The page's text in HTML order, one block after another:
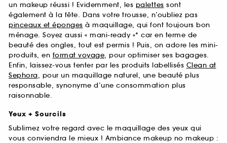
un makeup réussi ! Evidemment, les palettes sont
également à la fête. Dans votre trousse, n’oubliez pas
pinceaux et éponges à maquillage, qui font toujours bon
ménage. Soyez aussi « mani-ready »* car en terme de
beauté des ongles, tout est permis ! Puis, on adore les mini-
produits, en format voyage, pour optimiser ses bagages.
Enfin, laissez-vous tenter par les produits labellisés Clean at
Sephora, pour un maquillage naturel, une beauté plus
responsable, synonyme d’une consommation plus
raisonnable.
Yeux + Sourcils
Sublimez votre regard avec le maquillage des yeux qui
vous conviendra le mieux ! Ambiance makeup no makeup :